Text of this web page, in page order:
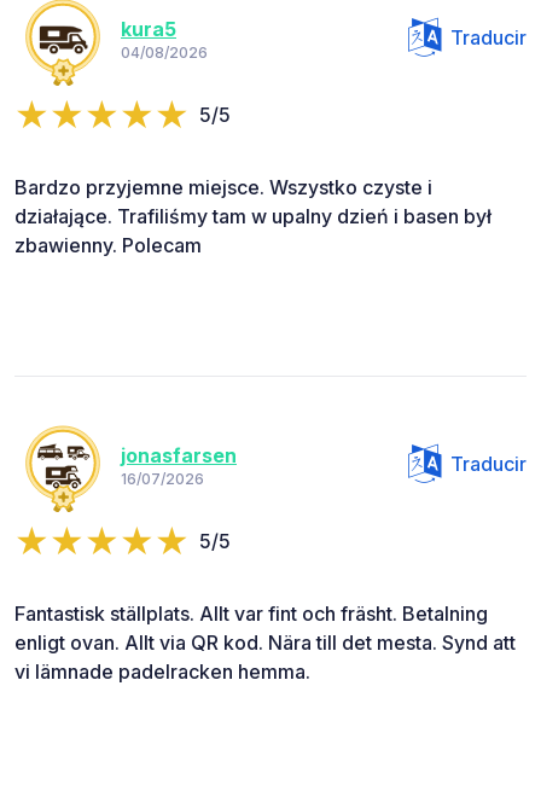
kura5
04/08/2026
Traducir
5/5
Bardzo przyjemne miejsce. Wszystko czyste i
działające. Trafiliśmy tam w upalny dzień i basen był
zbawienny. Polecam
jonasfarsen
16/07/2026
Traducir
5/5
Fantastisk ställplats. Allt var fint och fräsht. Betalning
enligt ovan. Allt via QR kod. Nära till det mesta. Synd att
vi lämnade padelracken hemma.